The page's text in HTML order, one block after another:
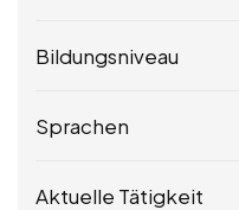
Bildungsniveau
Sprachen
Aktuelle Tätigkeit